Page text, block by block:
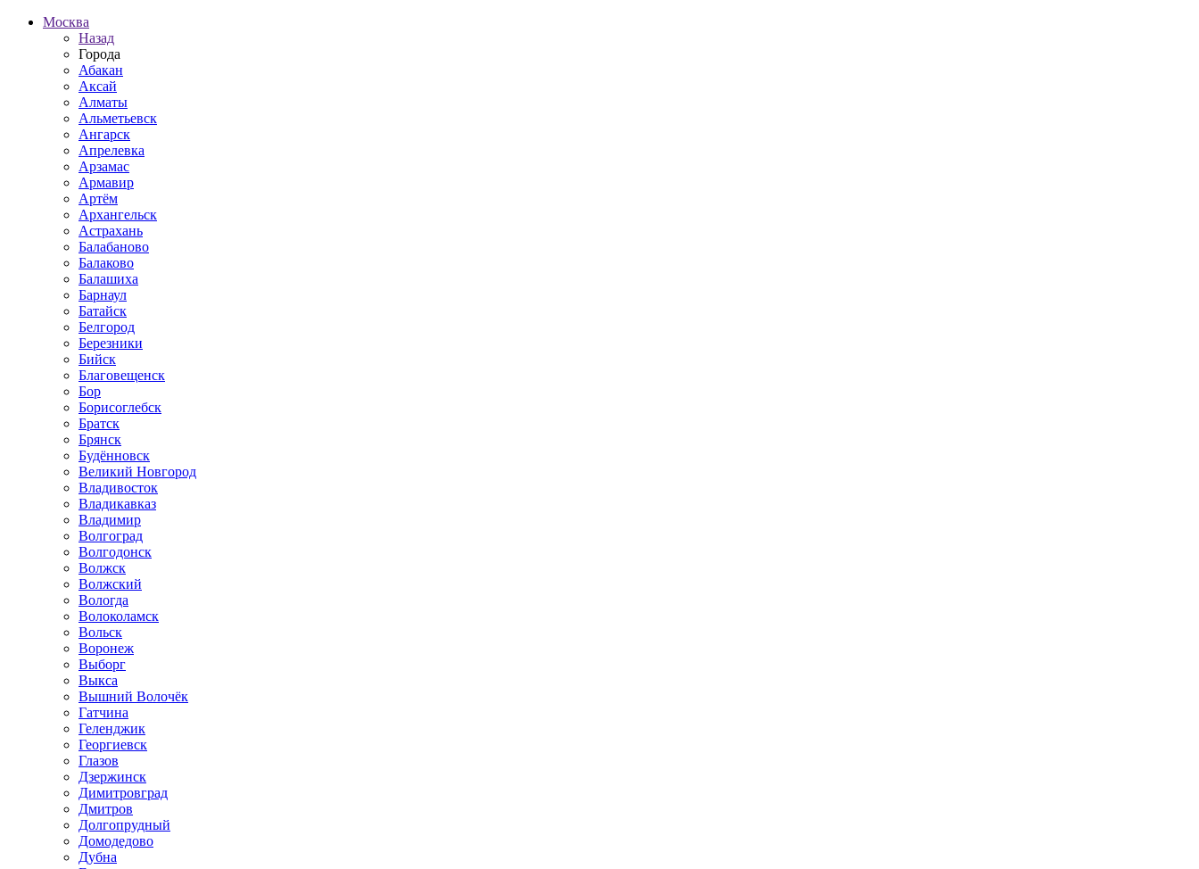
Москва
Назад
Города
Абакан
Аксай
Алматы
Альметьевск
Ангарск
Апрелевка
Арзамас
Армавир
Артём
Архангельск
Астрахань
Балабаново
Балаково
Балашиха
Барнаул
Батайск
Белгород
Березники
Бийск
Благовещенск
Бор
Борисоглебск
Братск
Брянск
Будённовск
Великий Новгород
Владивосток
Владикавказ
Владимир
Волгоград
Волгодонск
Волжск
Волжский
Вологда
Волоколамск
Вольск
Воронеж
Выборг
Выкса
Вышний Волочёк
Гатчина
Геленджик
Георгиевск
Глазов
Дзержинск
Димитровград
Дмитров
Долгопрудный
Домодедово
Дубна